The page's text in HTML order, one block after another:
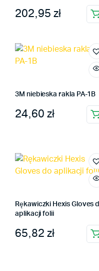
202,95 zł
3M niebieska rakla PA-1B
24,60 zł
Rękawiczki Hexis Gloves
aplikacji folii
65,82 zł